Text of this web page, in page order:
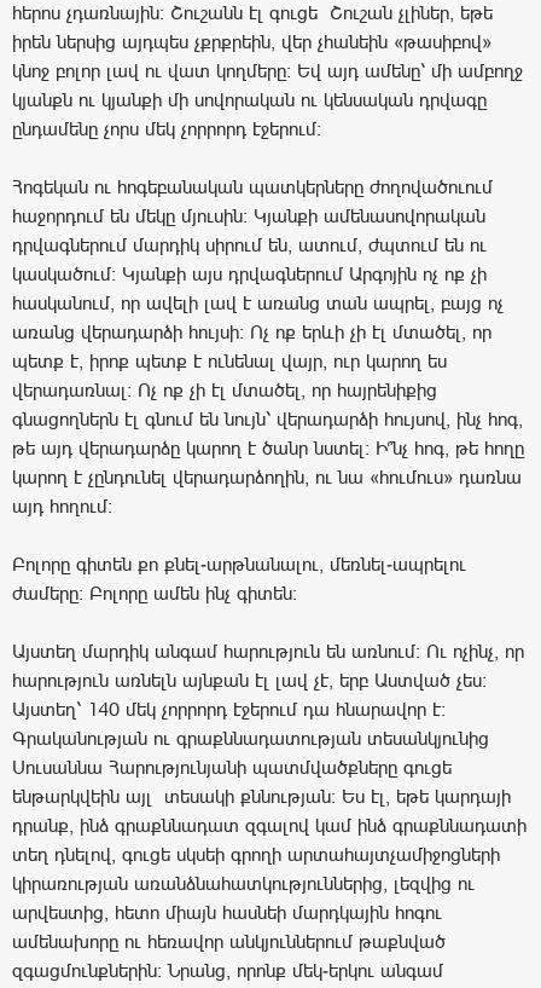
հերոս չդառնային։ Շուշանն էլ գուցե Շուշան չլիներ, եթե
իրեն ներսից այդպես չքրքրեին, վեր չհանեին «թասիբով»
կնոջ բոլոր լավ ու վատ կողմերը։ Եվ այդ ամենը՝ մի ամբողջ
կյանքն ու կյանքի մի սովորական ու կենսական դրվագը
ընդամենը չորս մեկ չորրորդ էջերում։
Հոգեկան ու հոգեբանական պատկերները ժողովածուում
հաջորդում են մեկը մյուսին։ Կյանքի ամենասովորական
դրվագներում մարդիկ սիրում են, ատում, ժպտում են ու
կասկածում։ Կյանքի այս դրվագներում Արգոյին ոչ ոք չի
հասկանում, որ ավելի լավ է առանց տան ապրել, բայց ոչ
առանց վերադարձի հույսի։ Ոչ ոք երևի չի էլ մտածել, որ
պետք է, իրոք պետք է ունենալ վայր, ուր կարող ես
վերադառնալ։ Ոչ ոք չի էլ մտածել, որ հայրենիքից
գնացողներն էլ գնում են նույն՝ վերադարձի հույսով, ինչ հոգ,
թե այդ վերադարձը կարող է ծանր նստել։ Ի՞նչ հոգ, թե հողը
կարող է չընդունել վերադարձողին, ու նա «հումուս» դառնա
այդ հողում։
Բոլորը գիտեն քո քնել-արթնանալու, մեռնել-ապրելու
ժամերը։ Բոլորը ամեն ինչ գիտեն։
Այստեղ մարդիկ անգամ հարություն են առնում։ Ու ոչինչ, որ
հարություն առնելն այնքան էլ լավ չէ, երբ Աստված չես։
Այստեղ՝ 140 մեկ չորրորդ էջերում դա հնարավոր է։
Գրականության ու գրաքննադատության տեսանկյունից
Սուսաննա Հարությունյանի պատմվածքները գուցե
ենթարկվեին այլ տեսակի քննության։ Ես էլ, եթե կարդայի
դրանք, ինձ գրաքննադատ զգալով կամ ինձ գրաքննադատի
տեղ դնելով, գուցե սկսեի գրողի արտահայտչամիջոցների
կիրառության առանձնահատկություններից, լեզվից ու
արվեստից, հետո միայն հասնեի մարդկային հոգու
ամենախորը ու հեռավոր անկյուններում թաքնված
զգացմունքներին։ Նրանց, որոնք մեկ-երկու անգամ